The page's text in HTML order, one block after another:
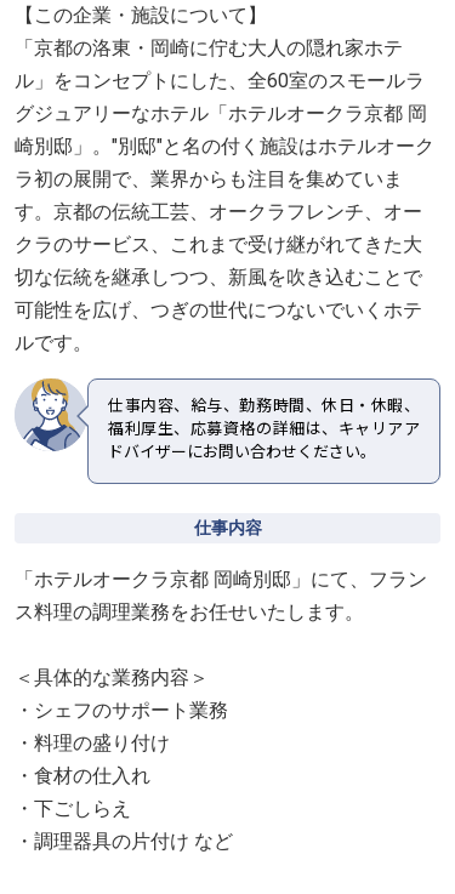
【この企業・施設について】
「京都の洛東・岡崎に佇む大人の隠れ家ホテ
ル」をコンセプトにした、全60室のスモールラ
グジュアリーなホテル「ホテルオークラ京都 岡
崎別邸」。"別邸"と名の付く施設はホテルオーク
ラ初の展開で、業界からも注目を集めていま
す。京都の伝統工芸、オークラフレンチ、オー
クラのサービス、これまで受け継がれてきた大
切な伝統を継承しつつ、新風を吹き込むことで
可能性を広げ、つぎの世代につないでいくホテ
ルです。
仕事内容、給与、勤務時間、休日・休暇、
福利厚生、応募資格の詳細は、キャリアア
ドバイザーにお問い合わせください。
仕事内容
「ホテルオークラ京都 岡崎別邸」にて、フラン
ス料理の調理業務をお任せいたします。
＜具体的な業務内容＞
・シェフのサポート業務
・料理の盛り付け
・食材の仕入れ
・下ごしらえ
・調理器具の片付け など